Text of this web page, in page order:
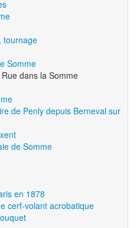
tournage
Somme
dans la Somme
de Penly depuis Berneval sur
de Somme
en 1878
cerf-volant acrobatique